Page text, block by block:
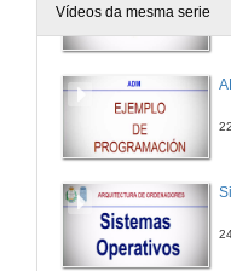
Vídeos da mesma serie